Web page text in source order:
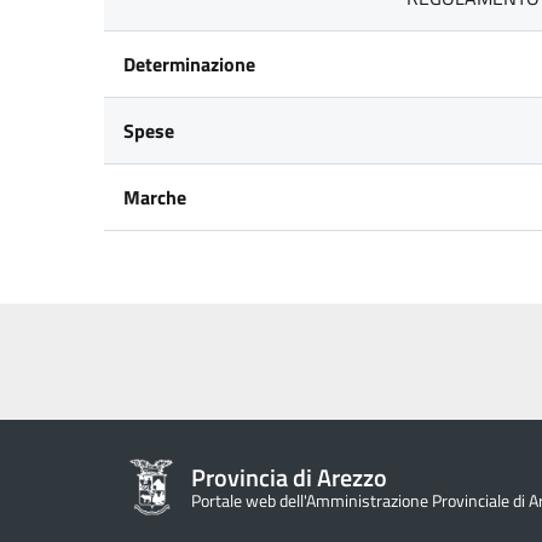
Determinazione
Spese
Marche
Provincia di Arezzo
Portale web dell'Amministrazione Provinciale di